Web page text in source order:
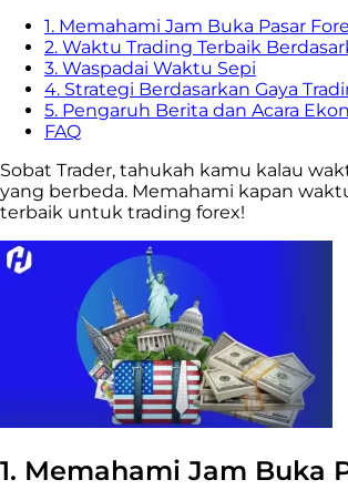
1. Memahami Jam Buka Pasar
2. Waktu Trading Terbaik
3. Waspadai Waktu Sepi
4. Strategi Berdasarkan Gaya
5. Pengaruh Berita dan Acara
FAQ
Sobat Trader, tahukah kamu kalau
yang berbeda. Memahami kapan
terbaik untuk trading forex!
1. Memahami Jam Buka